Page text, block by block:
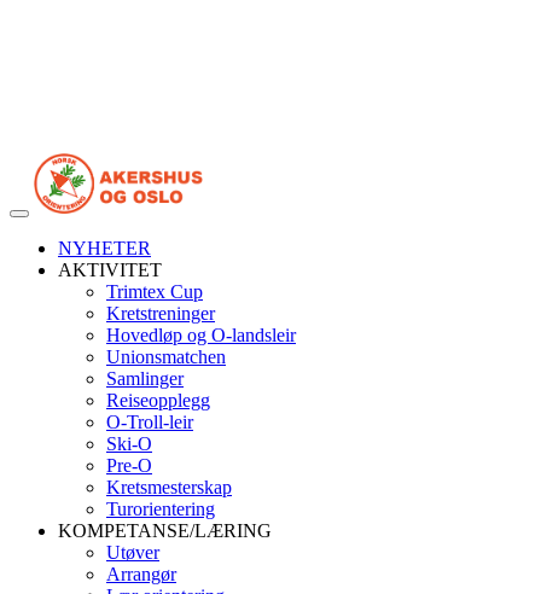
Veksle
navigasjonNYHETER
AKTIVITET
Trimtex Cup
Kretstreninger
Hovedløp og O-landsleir
Unionsmatchen
Samlinger
Reiseopplegg
O-Troll-leir
Ski-O
Pre-O
Kretsmesterskap
Turorientering
KOMPETANSE/LÆRING
Utøver
Arrangør